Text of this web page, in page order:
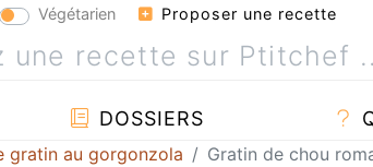
Végétarien Proposer une recette
DOSSIERS
gratin au gorgonzola Gratin de chou